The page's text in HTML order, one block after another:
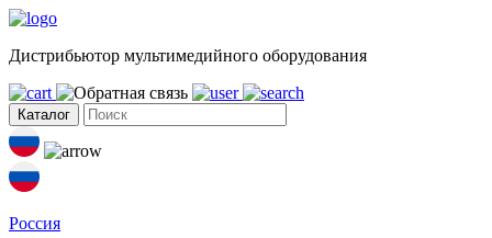
Дистрибьютор мультимедийного оборудования
Каталог
Россия